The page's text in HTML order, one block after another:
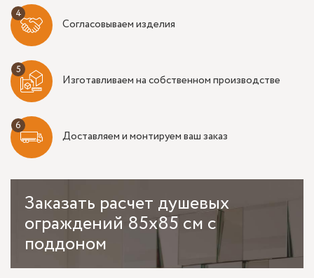
Согласовываем изделия
Изготавливаем на собственном производстве
Доставляем и монтируем ваш заказ
Заказать расчет душевых
ограждений 85х85 см с
поддоном